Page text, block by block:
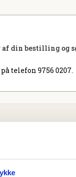
din bestilling og
telefon 9756 0207.